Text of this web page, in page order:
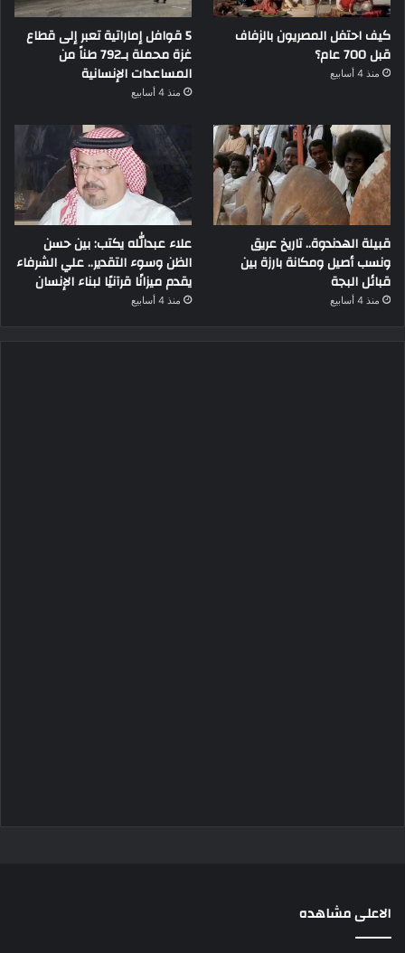
كيف احتفل المصريون بالزفاف
قبل 700 عام؟
منذ 4 أسابيع
5 قوافل إماراتية تعبر إلى قطاع
غزة محملة بـ792 طناً من
المساعدات الإنسانية
منذ 4 أسابيع
قبيلة الهدندوة.. تاريخ عريق
ونسب أصيل ومكانة بارزة بين
قبائل البجة
منذ 4 أسابيع
علاء عبدالله يكتب: بين حسن
الظن وسوء التقدير.. علي الشرفاء
يقدم ميزانًا قرآنيًا لبناء الإنسان
منذ 4 أسابيع
الاعلى مشاهده